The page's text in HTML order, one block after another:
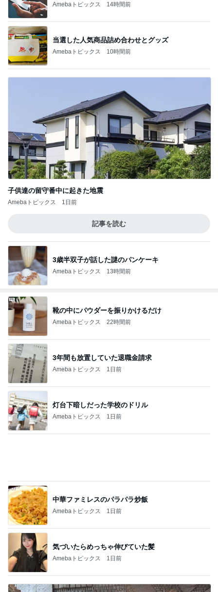
Amebaトピックス 14時間前
当選した人気商品詰め合わせとグッズ
Amebaトピックス 10時間前
子供達の留守番中に起きた地震
Amebaトピックス 1日前
記事を読む
3歳半双子が話した謎のパンケーキ
Amebaトピックス 13時間前
靴の中にパウダーを振りかけるだけ
Amebaトピックス 22時間前
3年間も放置していた退職金請求
Amebaトピックス 1日前
灯台下暗しだった学校のドリル
Amebaトピックス 1日前
中華ファミレスのパラパラ炒飯
Amebaトピックス 1日前
気づいたらめっちゃ伸びていた髪
Amebaトピックス 1日前